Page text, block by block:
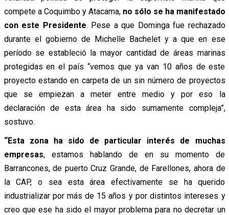
compete a Coquimbo y Atacama, no sólo se ha manifestado
con este Presidente. Pese a que Dominga fue rechazado
durante el gobierno de Michelle Bachelet y a que en ese
período se estableció la mayor cantidad de áreas marinas
protegidas en el país “vemos que ya van 10 años de este
proyecto estando en carpeta de un sin número de proyectos
que se empiezan a meter entre medio y por eso la
declaración de esta área ha sido sumamente compleja”,
sostuvo.
“Esta zona ha sido de particular interés de muchas
empresas, estamos hablando de en su momento de
Barrancones, de puerto Cruz Grande, de Farellones, ahora de
la CAP, o sea esta área efectivamente se ha querido
industrializar por más de 15 años y por distintos intereses y
creo que ese ha sido el mayor problema para no decretar un